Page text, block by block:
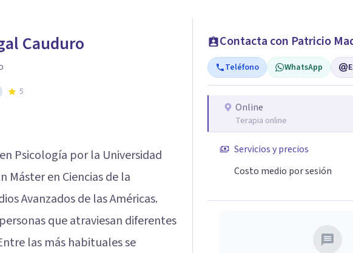
Cauduro
5
Psicología por la Universidad
Máster en Ciencias de la
Avanzados de las Américas.
que atraviesan diferentes
las más habituales se
Contacta con Patricio
Teléfono WhatsApp
Online
Terapia online
Servicios y precios
Costo medio por sesión